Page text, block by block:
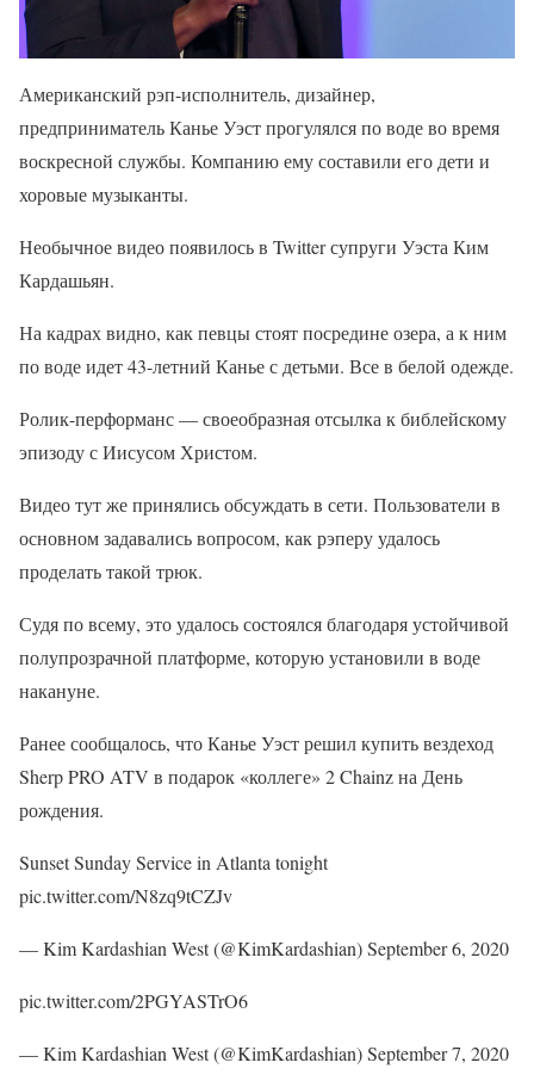
Американский рэп-исполнитель, дизайнер,
предприниматель Канье Уэст прогулялся по воде во время
воскресной службы. Компанию ему составили его дети и
хоровые музыканты.
Необычное видео появилось в Twitter супруги Уэста Ким
Кардашьян.
На кадрах видно, как певцы стоят посредине озера, а к ним
по воде идет 43-летний Канье с детьми. Все в белой одежде.
Ролик-перформанс — своеобразная отсылка к библейскому
эпизоду с Иисусом Христом.
Видео тут же принялись обсуждать в сети. Пользователи в
основном задавались вопросом, как рэперу удалось
проделать такой трюк.
Судя по всему, это удалось состоялся благодаря устойчивой
полупрозрачной платформе, которую установили в воде
накануне.
Ранее сообщалось, что Канье Уэст решил купить вездеход
Sherp PRO ATV в подарок «коллеге» 2 Chainz на День
рождения.
Sunset Sunday Service in Atlanta tonight
pic.twitter.com/N8zq9tCZJv
— Kim Kardashian West (@KimKardashian) September 6, 2020
pic.twitter.com/2PGYASTrO6
— Kim Kardashian West (@KimKardashian) September 7, 2020